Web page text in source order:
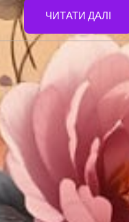
ЧИТАТИ ДАЛІ